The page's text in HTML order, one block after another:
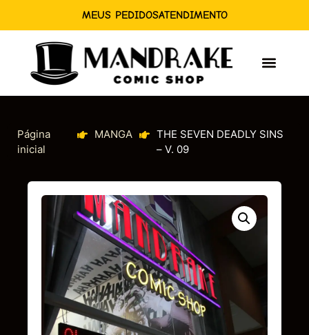
MEUS PEDIDOSATENDIMENTO
Página
inicial
MANGA
THE SEVEN DEADLY SINS
– V. 09